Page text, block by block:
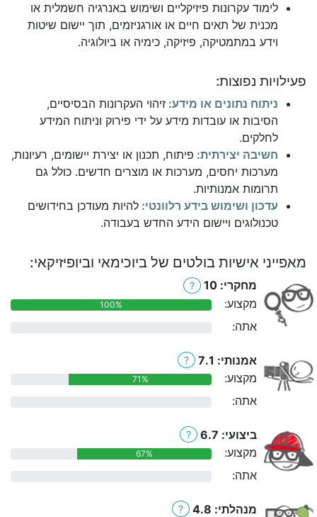
לימוד עקרונות פיזיקליים ושימוש באנרגיה חשמלית או
מכנית של תאים חיים או אורגניזמים, תוך יישום שיטות
וידע במתמטיקה, פיזיקה, כימיה או ביולוגיה.
פעילויות נפוצות:
ניתוח נתונים או מידע: זיהוי העקרונות הבסיסיים,
הסיבות או עובדות מידע על ידי פירוק וניתוח המידע
לחלקים.
חשיבה יצירתית: פיתוח, תכנון או יצירת יישומים, רעיונות,
מערכות יחסים, מערכות או מוצרים חדשים. כולל גם
תרומות אמנותיות.
עדכון ושימוש בידע רלוונטי: להיות מעודכן בחידושים
טכנולוגים ויישום הידע החדש בעבודה.
מאפייני אישיות בולטים של ביוכימאי וביופיזיקאי:
מחקרי: 10 ?
מקצוע: 100%
אתה:
אמנותי: 7.1 ?
מקצוע: 71%
אתה:
ביצועי: 6.7 ?
מקצוע: 67%
אתה:
מנהלתי: 4.8 ?